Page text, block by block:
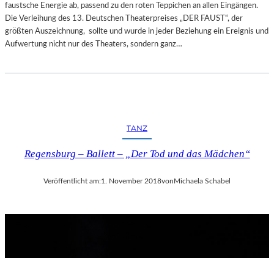
faustsche Energie ab, passend zu den roten Teppichen an allen Eingängen.
Die Verleihung des 13. Deutschen Theaterpreises „DER FAUST“, der
größten Auszeichnung, sollte und wurde in jeder Beziehung ein Ereignis und
Aufwertung nicht nur des Theaters, sondern ganz…
TANZ
Regensburg – Ballett – „Der Tod und das Mädchen“
Veröffentlicht am:1. November 2018vonMichaela Schabel